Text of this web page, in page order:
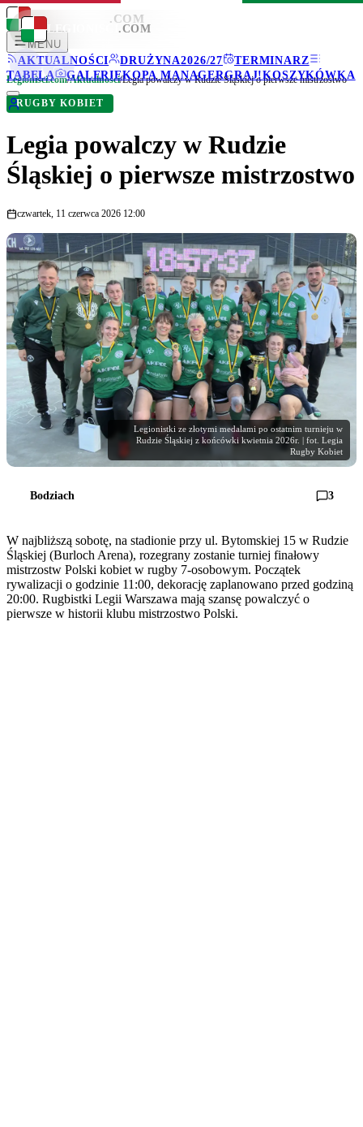
LEGIONISCI .COM
MENU
AKTUALNOŚCI
DRUŻYNA2026/27
TERMINARZ
TABELA
GALERIEKOPA MANAGERGRAJ!KOSZYKÓWKA
LEGIONISCI .COM
Legionisci.com/Aktualności/Legia powalczy w Rudzie Śląskiej o pierwsze mistrzostwo
RUGBY KOBIET
Legia powalczy w Rudzie
Śląskiej o pierwsze mistrzostwo
czwartek, 11 czerwca 2026 12:00
Legionistki ze złotymi medalami po ostatnim turnieju w
Rudzie Śląskiej z końcówki kwietnia 2026r. | fot. Legia
Rugby Kobiet
Bodziach 3
W najbliższą sobotę, na stadionie przy ul. Bytomskiej 15 w Rudzie
Śląskiej (Burloch Arena), rozegrany zostanie turniej finałowy
mistrzostw Polski kobiet w rugby 7-osobowym. Początek
rywalizacji o godzinie 11:00, dekorację zaplanowano przed godziną
20:00. Rugbistki Legii Warszawa mają szansę powalczyć o
pierwsze w historii klubu mistrzostwo Polski.